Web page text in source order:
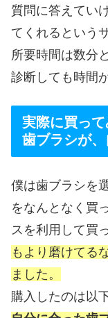
質問に答えてい
てくれるという
所要時間は数分
診断しても時間
実際に買っ
歯ブラシが、
僕は歯ブラシを
をなんとなく買
スを利用して買
もより磨けてる
ました。
購入したのは以